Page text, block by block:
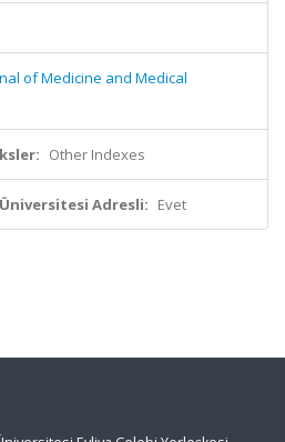
of Medicine and Medical
Other Indexes
Adresli: Evet